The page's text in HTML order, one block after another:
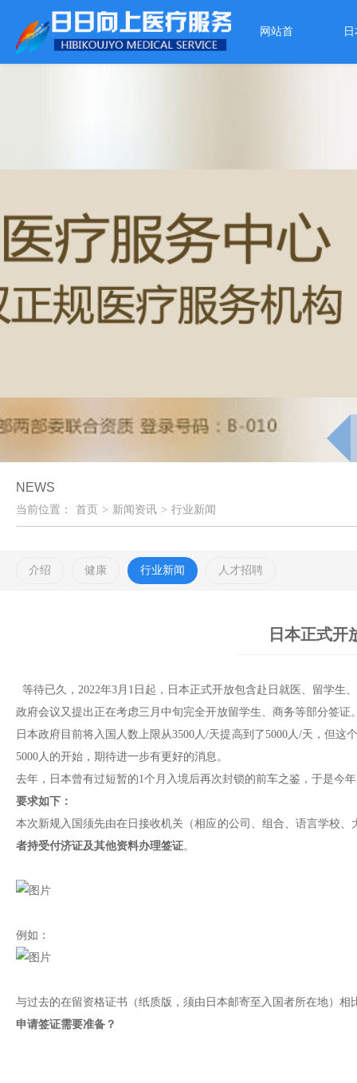
网站首
NEWS
当前位置： 首页 > 新闻资讯 > 行业新闻
介绍 健康 行业新闻 人才招聘
日本正式开
等待已久，2022年3月1日起，日本正式开放包含赴日就医、留学生
政府会议又提出正在考虑三月中旬完全开放留学生、商务等部分签证
日本政府目前将入国人数上限从3500人/天提高到了5000人/天，但
5000人的开始，期待进一步有更好的消息。
去年，日本曾有过短暂的1个月入境后再次封锁的前车之鉴，于是今
要求如下：
本次新规入国须先由在日接收机关（相应的公司、组合、语言学校、
者持受付济证及其他资料办理签证。
例如：
与过去的在留资格证书（纸质版，须由日本邮寄至入国者所在地）相
申请签证需要准备？